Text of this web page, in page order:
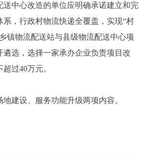
中心改造的单位应明确承诺建立和完
系，行政村物流快递全覆盖，实现“村
镇物流配送站与县级物流配送中心项
遴选，选择一家承办企业负责项目改
过40万元。
设、服务功能升级两项内容。